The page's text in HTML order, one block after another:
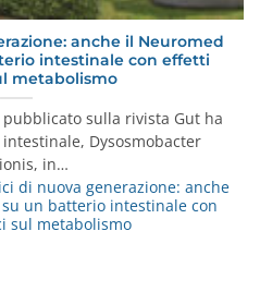
anche il Neuromed
intestinale con effetti
metabolismo
sulla rivista Gut ha
Dysosmobacter
in…
di nuova generazione: anche
un batterio intestinale con
sul metabolismo